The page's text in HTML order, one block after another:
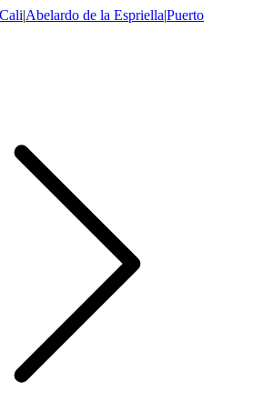
|Abelardo de la Espriella|Puerto